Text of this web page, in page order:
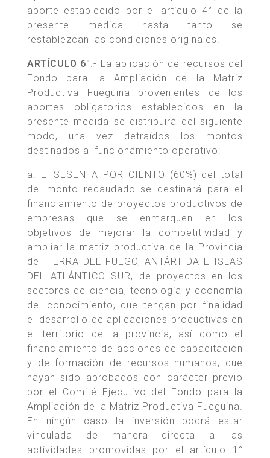
aporte establecido por el artículo 4° de la
presente medida hasta tanto se
restablezcan las condiciones originales.
ARTÍCULO 6°.- La aplicación de recursos del
Fondo para la Ampliación de la Matriz
Productiva Fueguina provenientes de los
aportes obligatorios establecidos en la
presente medida se distribuirá del siguiente
modo, una vez detraídos los montos
destinados al funcionamiento operativo:
a. El SESENTA POR CIENTO (60%) del total
del monto recaudado se destinará para el
financiamiento de proyectos productivos de
empresas que se enmarquen en los
objetivos de mejorar la competitividad y
ampliar la matriz productiva de la Provincia
de TIERRA DEL FUEGO, ANTÁRTIDA E ISLAS
DEL ATLÁNTICO SUR, de proyectos en los
sectores de ciencia, tecnología y economía
del conocimiento, que tengan por finalidad
el desarrollo de aplicaciones productivas en
el territorio de la provincia, así como el
financiamiento de acciones de capacitación
y de formación de recursos humanos, que
hayan sido aprobados con carácter previo
por el Comité Ejecutivo del Fondo para la
Ampliación de la Matriz Productiva Fueguina.
En ningún caso la inversión podrá estar
vinculada de manera directa a las
actividades promovidas por el artículo 1°